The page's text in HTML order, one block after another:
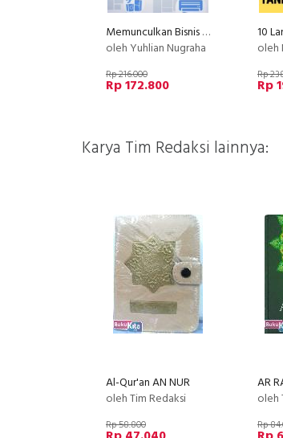
Memunculkan Bisnis di Google Maps untuk Usaha Jasa & non-Jasa (Google Bisnis)
oleh Yuhlian Nugraha
Rp 216.000
Rp 172.800
oleh
Rp
Rp
Karya Tim Redaksi lainnya:
Al-Qur'an AN NUR
oleh Tim Redaksi
Rp 58.800
oleh
Rp